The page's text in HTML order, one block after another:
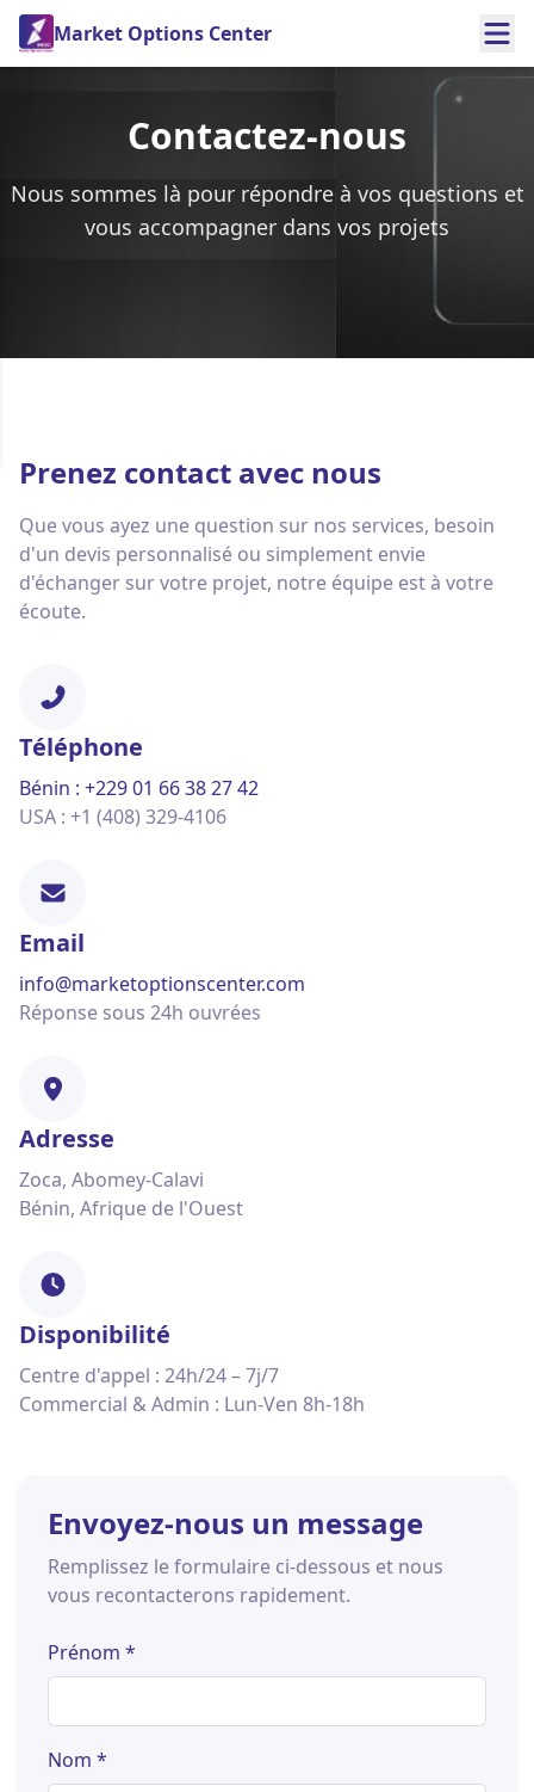
Market Options Center
Contactez-nous
Nous sommes là pour répondre à vos questions et
vous accompagner dans vos projets
Prenez contact avec nous
Que vous ayez une question sur nos services, besoin
d'un devis personnalisé ou simplement envie
d'échanger sur votre projet, notre équipe est à votre
écoute.
Téléphone
Bénin : +229 01 66 38 27 42
USA : +1 (408) 329-4106
Email
info@marketoptionscenter.com
Réponse sous 24h ouvrées
Adresse
Zoca, Abomey-Calavi
Bénin, Afrique de l'Ouest
Disponibilité
Centre d'appel : 24h/24 – 7j/7
Commercial & Admin : Lun-Ven 8h-18h
Envoyez-nous un message
Remplissez le formulaire ci-dessous et nous
vous recontacterons rapidement.
Prénom *
Nom *